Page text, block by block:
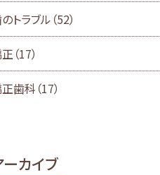
トラブル （52）
（17）
歯科 （17）
ーカイブ